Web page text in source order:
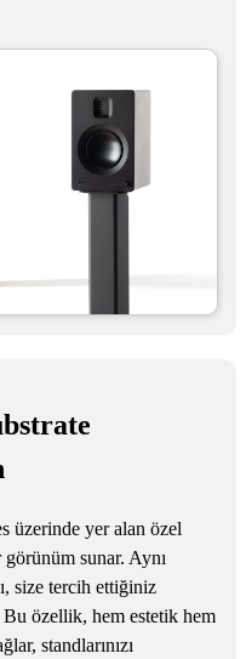
üzerinde yer alan özel
sunar. Aynı
size tercih ettiğiniz
Bu özellik, hem estetik hem
standlarınızı